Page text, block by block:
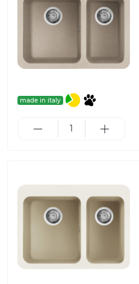
made in italy